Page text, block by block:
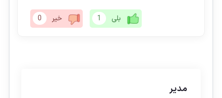
بلی 1 خیر 0
مدیر